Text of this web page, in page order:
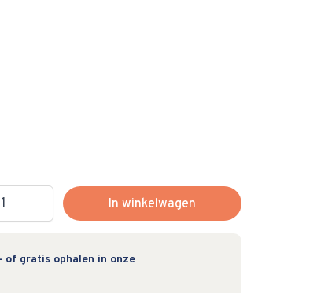
In winkelwagen
of gratis ophalen in onze